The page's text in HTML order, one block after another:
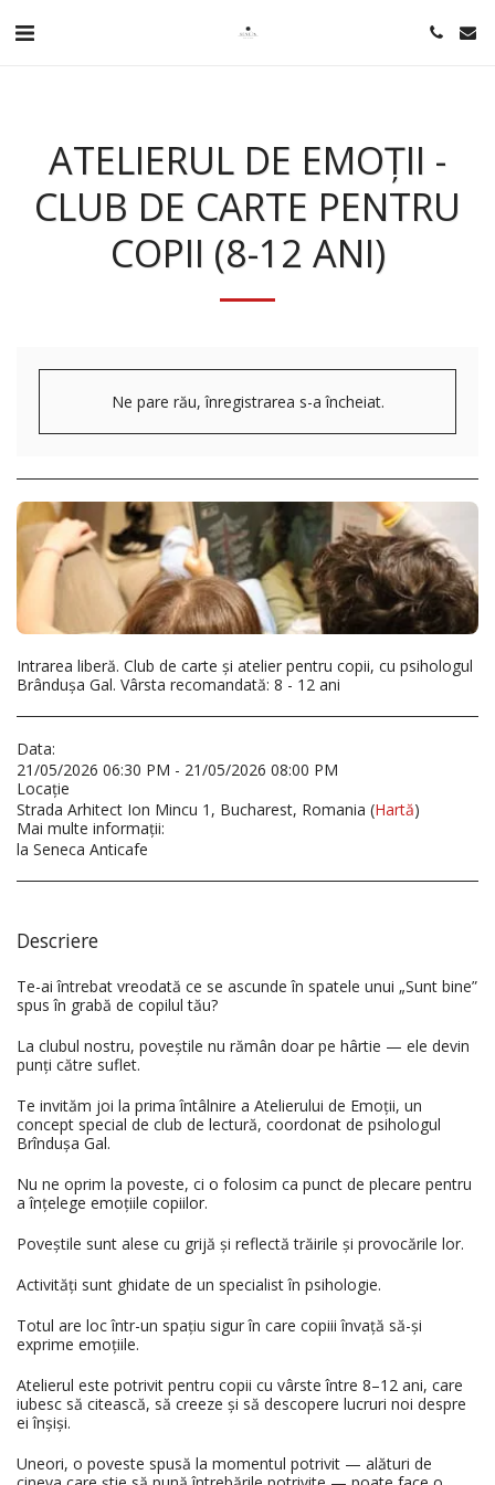
ATELIERUL DE EMOȚII -
CLUB DE CARTE PENTRU
COPII (8-12 ANI)
Ne pare rău, înregistrarea s-a încheiat.
Intrarea liberă. Club de carte și atelier pentru copii, cu psihologul
Brândușa Gal. Vârsta recomandată: 8 - 12 ani
Data:
21/05/2026 06:30 PM - 21/05/2026 08:00 PM
Locaţie
Strada Arhitect Ion Mincu 1, Bucharest, Romania (Hartă)
Mai multe informaţii:
la Seneca Anticafe
Descriere
Te-ai întrebat vreodată ce se ascunde în spatele unui „Sunt bine”
spus în grabă de copilul tău?
La clubul nostru, poveștile nu rămân doar pe hârtie — ele devin
punți către suflet.
Te invităm joi la prima întâlnire a Atelierului de Emoții, un
concept special de club de lectură, coordonat de psihologul
Brîndușa Gal.
Nu ne oprim la poveste, ci o folosim ca punct de plecare pentru
a înțelege emoțiile copiilor.
Poveștile sunt alese cu grijă și reflectă trăirile și provocările lor.
Activități sunt ghidate de un specialist în psihologie.
Totul are loc într-un spațiu sigur în care copiii învață să-și
exprime emoțiile.
Atelierul este potrivit pentru copii cu vârste între 8–12 ani, care
iubesc să citească, să creeze și să descopere lucruri noi despre
ei înșiși.
Uneori, o poveste spusă la momentul potrivit — alături de